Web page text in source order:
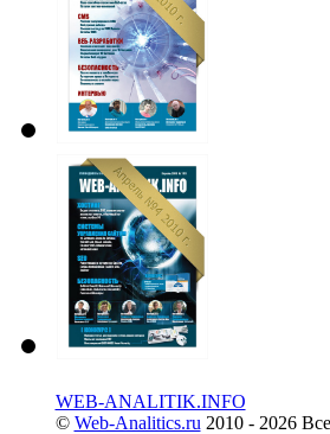
WEB-ANALITIK.INFO
© Web-Analitics.ru 2010 - 2026